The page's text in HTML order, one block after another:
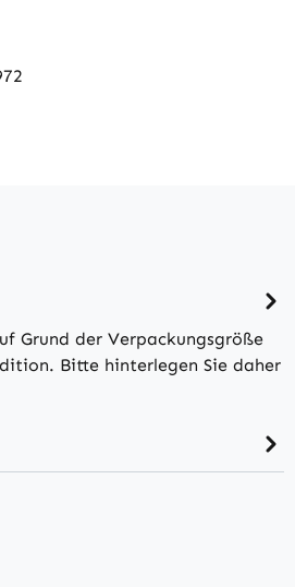
Grund der Verpackungsgröße
Bitte hinterlegen Sie daher